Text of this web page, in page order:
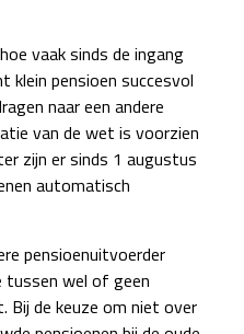
vaak sinds de ingang
klein pensioen succesvol
naar een andere
van de wet is voorzien
zijn er sinds 1 augustus
automatisch
pensioenuitvoerder
tussen wel of geen
Bij de keuze om niet over